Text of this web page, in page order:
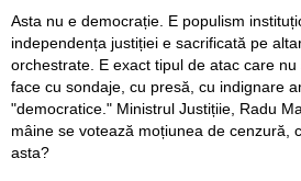
Asta nu e democrație. E populism
independența justiției e sacrificată pe
orchestrate. E exact tipul de atac care
face cu sondaje, cu presă, cu indignare
"democratice." Ministrul Justițiie, Radu
mâine se votează moțiunea de cenzură,
asta?